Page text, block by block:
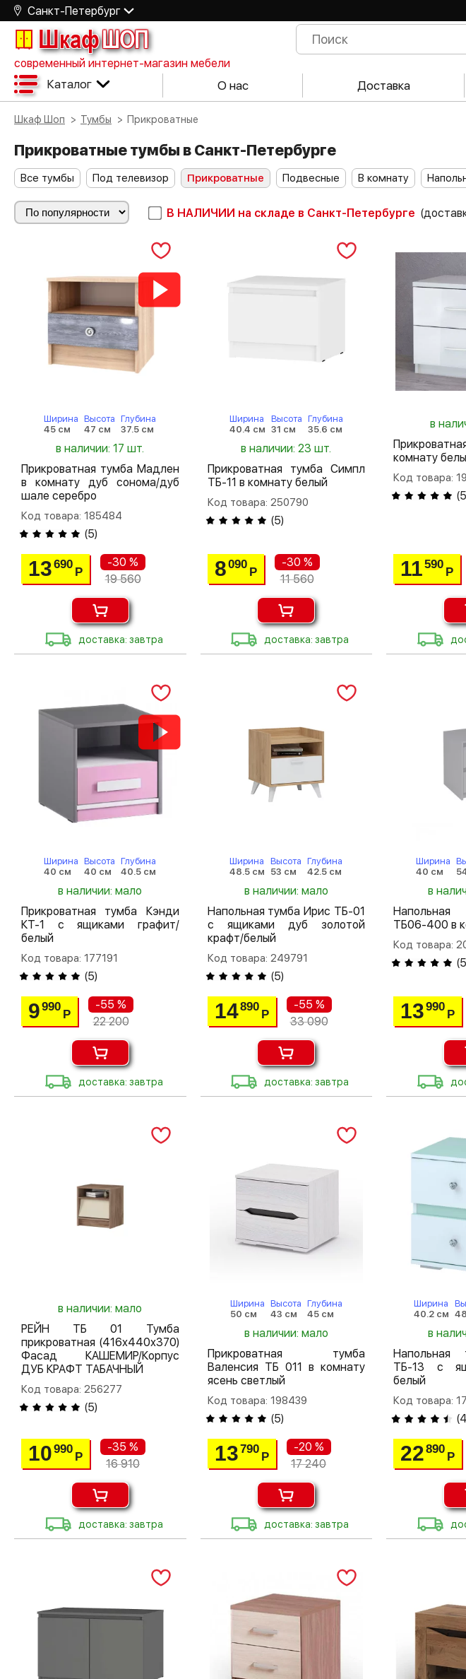
Санкт-Петербург
ШкафШОП
современный интернет-магазин мебели
Каталог О нас Доставка
Шкаф Шоп Тумбы Прикроватные
Прикроватные тумбы в Санкт-Петербурге
Все тумбы Под телевизор Прикроватные Подвесные В комнату
В НАЛИЧИИ на складе в Санкт-Петербурге
Ширина
45 см
Высота
47 см
Глубина
37.5 см
в наличии: 17 шт.
Прикроватная тумба Мадлен
в комнату дуб сонома/дуб
шале серебро
Код товара: 185484
(5)
13690
Р
-30 %
19 560
доставка: завтра
Ширина
40.4 см
Высота
31 см
Глубина
35.6 см
в наличии: 23 шт.
Прикроватная тумба Симпл
ТБ-11 в комнату белый
Код товара: 250790
(5)
8090
Р
-30 %
11 560
доставка: завтра
в
комнату
Код товара:
(5
11590
Р
Ширина
40 см
Высота
40 см
Глубина
40.5 см
в наличии: мало
Прикроватная тумба Кэнди
КТ-1 с ящиками графит/
белый
Код товара: 177191
(5)
9990
Р
-55 %
22 200
доставка: завтра
Ширина
48.5 см
Высота
53 см
Глубина
42.5 см
в наличии: мало
Напольная тумба Ирис ТБ-01
с ящиками дуб золотой
крафт/белый
Код товара: 249791
(5)
14890
Р
-55 %
33 090
доставка: завтра
Ширина
40 см
в
ТБ06-400 в
Код товара:
(5
13990
Р
в наличии: мало
РЕЙН ТБ 01 Тумба
прикроватная (416х440х370)
Фасад КАШЕМИР/Корпус
ДУБ КРАФТ ТАБАЧНЫЙ
Код товара: 256277
(5)
10990
Р
-35 %
16 910
доставка: завтра
Ширина
50 см
Высота
43 см
Глубина
45 см
в наличии: мало
Прикроватная тумба
Валенсия ТБ 011 в комнату
ясень светлый
Код товара: 198439
(5)
13790
Р
-20 %
17 240
доставка: завтра
Ширина
40.2 см
в
Напольная
ТБ-13 с
белый
Код товара:
(
22890
Р